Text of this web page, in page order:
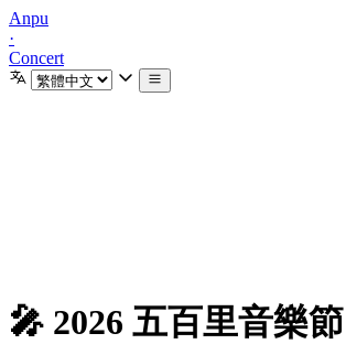
Anpu
·
Concert
🎤 2026 五百里音樂節